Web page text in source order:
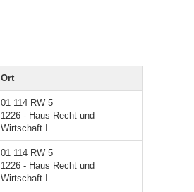
Ort
01 114 RW 5
1226 - Haus Recht und
Wirtschaft I
01 114 RW 5
1226 - Haus Recht und
Wirtschaft I